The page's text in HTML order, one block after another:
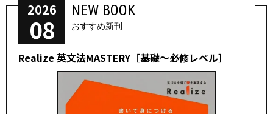
2026
08
NEW BOOK
おすすめ新刊
Realize 英文法MASTERY［基礎～必修レベル］